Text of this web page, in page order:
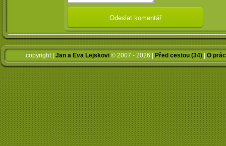
copyright | Jan a Eva Lejskovi © 2007 - 2026 | Před cestou (34) O